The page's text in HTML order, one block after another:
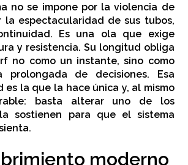
no se impone por la violencia de
la espectacularidad de sus tubos,
Es una ola que exige
y resistencia. Su longitud obliga
no como un instante, sino como
prolongada de decisiones.
Esa
es la que la hace única y, al mismo
basta alterar uno de los
sostienen para que el sistema
moderno